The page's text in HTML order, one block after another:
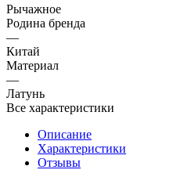
Рычажное
Родина бренда
—
Китай
Материал
—
Латунь
Все характеристики
Описание
Характеристики
Отзывы